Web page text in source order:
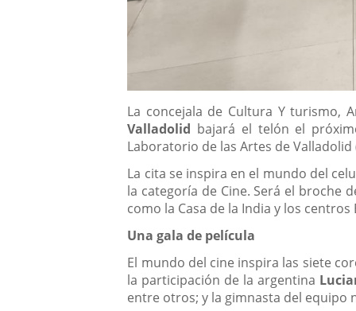
Descripción
La concejala de Cultura Y turismo,
Valladolid bajará el telón el
Laboratorio de las Artes de Valladolid
La cita se inspira en el mundo del
la categoría de Cine. Será el broche
como la Casa de la India y los centros
Una gala de película
El mundo del cine inspira las siete
la participación de la argentina
entre otros; y la gimnasta del equipo